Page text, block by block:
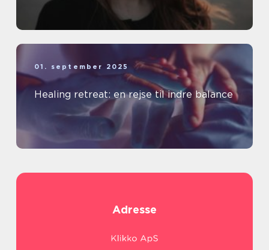
01. september 2025
Healing retreat: en rejse til indre balance
Adresse